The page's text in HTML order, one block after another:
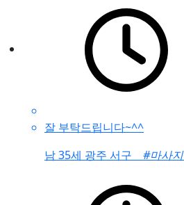
잘 부탁드립니다~^^
남35세 광주 서구 #마사지